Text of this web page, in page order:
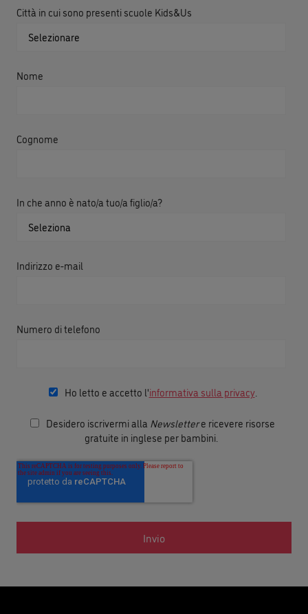
Città in cui sono presenti scuole Kids&Us
Nome
Cognome
In che anno è nato/a tuo/a figlio/a?
Indirizzo e-mail
Numero di telefono
Ho letto e accetto l'informativa sulla privacy.
Desidero iscrivermi alla Newslettere ricevere risorse
gratuite in inglese per bambini.